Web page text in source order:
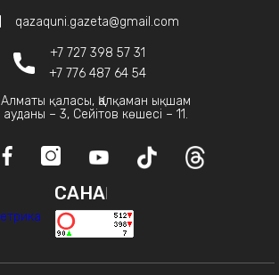
qazaquni.gazeta@gmail.com
+7 727 398 57 31
+7 776 487 64 54
Алматы қаласы, Қалқаман ықшам
ауданы – 3, Сейітов көшесі – 11.
САНАҚ